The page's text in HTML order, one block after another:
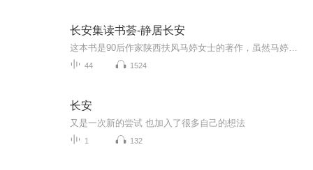
长安集读书荟-静居长安
44 1524
长安
又是一次新的尝试 也加入了很多自己的想法
1 132